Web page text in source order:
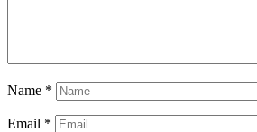
Name *
Email *